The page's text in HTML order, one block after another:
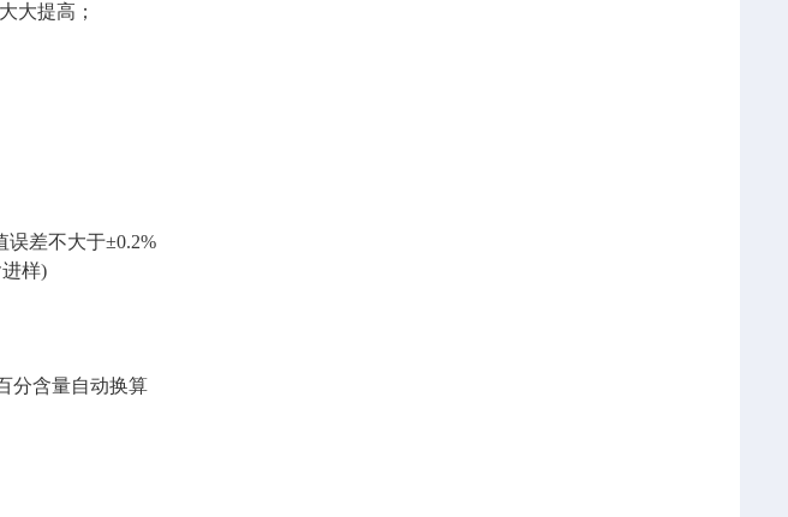
大提高；
误差不大于±0.2%
样)
分含量自动换算